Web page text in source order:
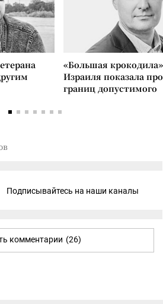
«Большая
Израиля показала
границ допустимого
Подписывайтесь на наши каналы
комментарии (26)